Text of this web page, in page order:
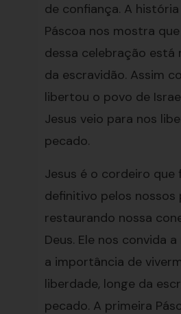
de confiança. A
Páscoa nos mostra
dessa celebração está
da escravidão. Assim
libertou o povo de
Jesus veio para nos
pecado.
Jesus é o cordeiro que
definitivo pelos nossos
restaurando nossa
Deus. Ele nos convida
a importância de
liberdade, longe da
pecado. A primeira